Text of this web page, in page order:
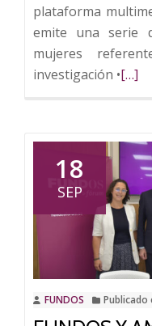
plataforma
emite una serie
mujeres
investigación •Leer
AMIT
un
ciclo
de
[…]
18
SEP
FUNDOS Publicado